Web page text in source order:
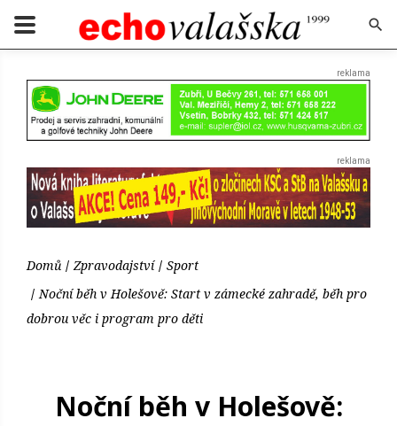
Domů Zpravodajství
Sport
Noční běh v Holešově: Start v zámecké zahradě, běh pro
dobrou věc i program pro děti
Noční běh v Holešově: